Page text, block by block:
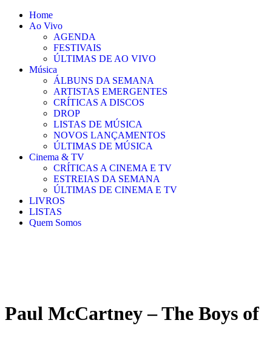
Home
Ao Vivo
AGENDA
FESTIVAIS
ÚLTIMAS DE AO VIVO
Música
ÁLBUNS DA SEMANA
ARTISTAS EMERGENTES
CRÍTICAS A DISCOS
DROP
LISTAS DE MÚSICA
NOVOS LANÇAMENTOS
ÚLTIMAS DE MÚSICA
Cinema & TV
CRÍTICAS A CINEMA E TV
ESTREIAS DA SEMANA
ÚLTIMAS DE CINEMA E TV
LIVROS
LISTAS
Quem Somos
Paul McCartney – The Boys